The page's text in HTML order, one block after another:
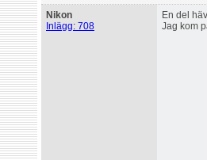
Nikon
Inlägg: 708
En del
Jag kom